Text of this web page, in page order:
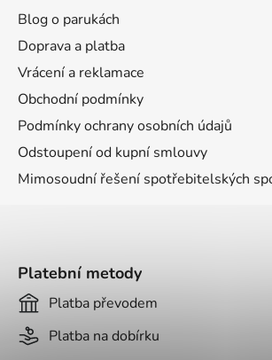
Blog o parukách
Doprava a platba
Vrácení a reklamace
Obchodní podmínky
Podmínky ochrany osobních údajů
Odstoupení od kupní smlouvy
Mimosoudní řešení spotřebitelských
Platební metody
Platba převodem
Platba na dobírku